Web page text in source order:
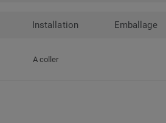
Installation Emballage
A coller